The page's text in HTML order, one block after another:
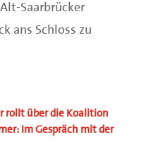
Saarbrücker
ans Schloss zu
rollt über die Koalition
Im Gespräch mit der